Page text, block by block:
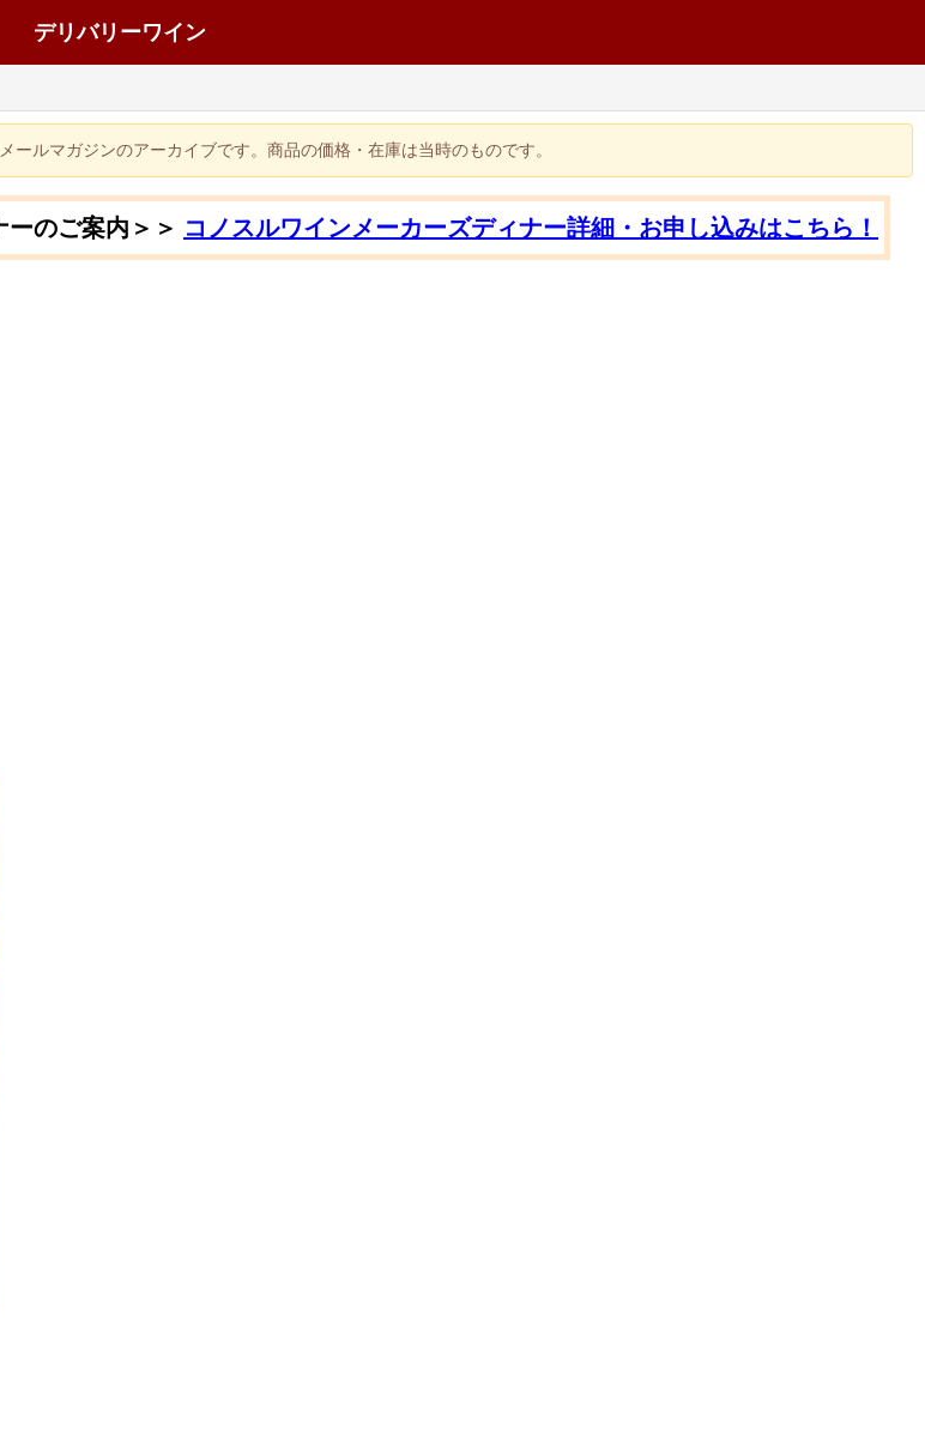
デリバリーワイン
ールマガジンのアーカイブです。商品の価格・在庫は当時のものです。
のご案内＞＞ コノスルワインメーカーズディナー詳細・お申し込みはこちら！